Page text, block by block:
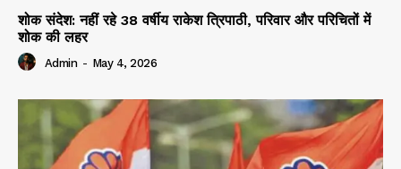
शोक संदेश: नहीं रहे 38 वर्षीय राकेश त्रिपाठी, परिवार और परिचितों में
शोक की लहर
Admin - May 4, 2026